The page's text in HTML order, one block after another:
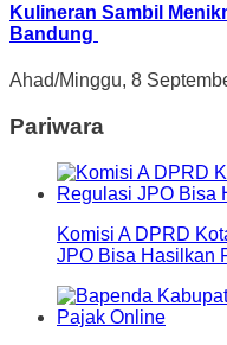
Kulineran Sambil
Bandung
Ahad/Minggu, 8
Pariwara
Komisi A DPRD
JPO Bisa Hasilkan